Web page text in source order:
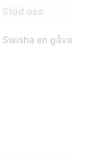
Stöd oss
Swisha en gåva